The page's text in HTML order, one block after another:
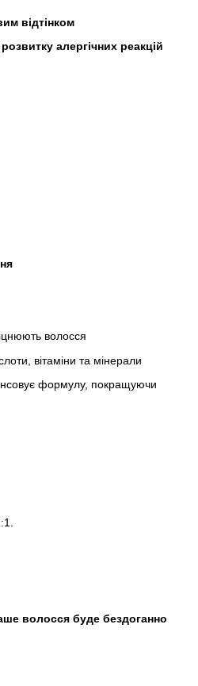
відтінком
алергічних реакцій
волосся
вітаміни та мінерали
формулу, покращуючи
волосся буде бездоганно